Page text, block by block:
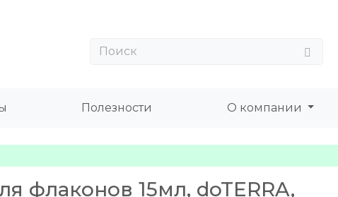
Полезности О компании
флаконов 15мл, doTERRA,